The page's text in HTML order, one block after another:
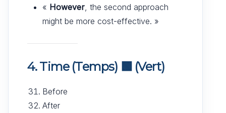
« However , the second approach
might be more cost-effective. »
4. Time (Temps) (Vert)
Before
After